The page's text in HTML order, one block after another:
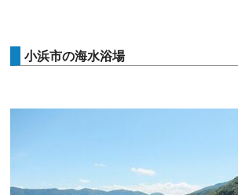
小浜市の海水浴場